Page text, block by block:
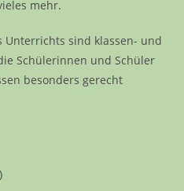
mehr.
Unterrichts sind klassen- und
Schülerinnen und Schüler
besonders gerecht